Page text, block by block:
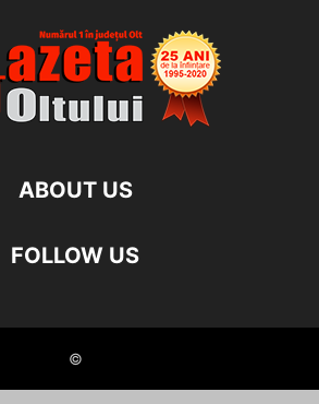
ABOUT US
FOLLOW US
©